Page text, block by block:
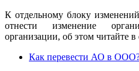
К отдельному блоку
отнести изменение
организации, об этом читайте в
Как перевести АО в